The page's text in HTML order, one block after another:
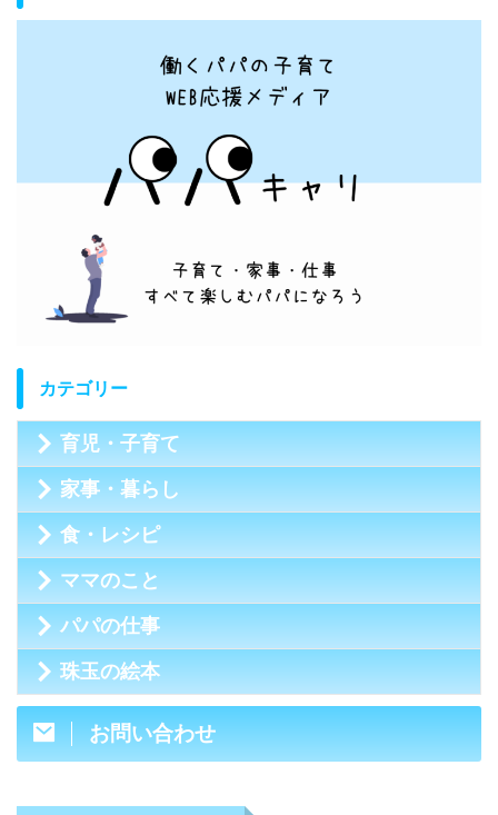
カテゴリー
育児・子育て
家事・暮らし
食・レシピ
ママのこと
パパの仕事
珠玉の絵本
お問い合わせ